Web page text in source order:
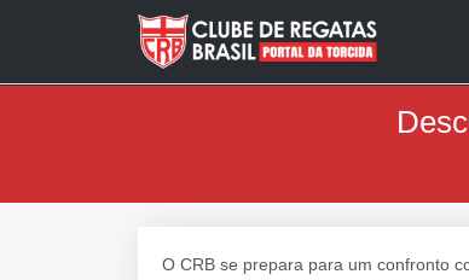
O CRB se prepara para um confronto